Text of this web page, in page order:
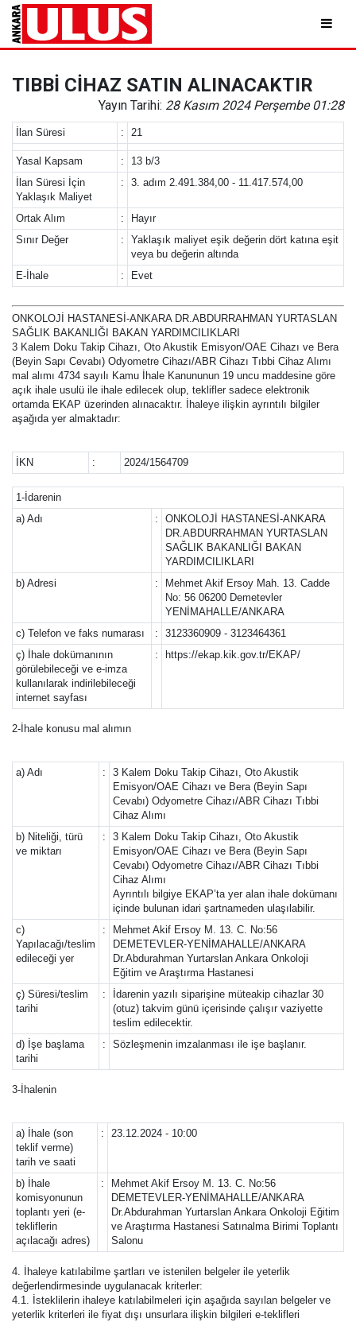
TIBBİ CİHAZ SATIN ALINACAKTIR
Yayın Tarihi: 28 Kasım 2024 Perşembe 01:28
İlan Süresi : 21
Yasal Kapsam :
13 b/3
İlan Süresi İçin
Yaklaşık Maliyet
: 3. adım 2.491.384,00 - 11.417.574,00
Ortak Alım :
Hayır
Sınır Değer
:
Yaklaşık maliyet eşik değerin dört katına eşit
veya bu değerin altında
E-İhale
: Evet
ONKOLOJİ HASTANESİ-ANKARA DR.ABDURRAHMAN YURTASLAN
SAĞLIK BAKANLIĞI BAKAN YARDIMCILIKLARI
3 Kalem Doku Takip Cihazı, Oto Akustik Emisyon/OAE Cihazı ve Bera
(Beyin Sapı Cevabı) Odyometre Cihazı/ABR Cihazı Tıbbi Cihaz Alımı
mal alımı 4734 sayılı Kamu İhale Kanununun 19 uncu maddesine göre
açık ihale usulü ile ihale edilecek olup, teklifler sadece elektronik
ortamda EKAP üzerinden alınacaktır. İhaleye ilişkin ayrıntılı bilgiler
aşağıda yer almaktadır:
İKN : 2024/1564709
1-İdarenin
a) Adı
:
ONKOLOJİ HASTANESİ-ANKARA
DR.ABDURRAHMAN YURTASLAN
SAĞLIK BAKANLIĞI BAKAN
YARDIMCILIKLARI
b) Adresi
:
Mehmet Akif Ersoy Mah. 13. Cadde
No: 56 06200 Demetevler
YENİMAHALLE/ANKARA
c) Telefon ve faks numarası
:
3123360909 - 3123464361
ç) İhale dokümanının
görülebileceği ve e-imza
kullanılarak indirilebileceği
internet sayfası
: https://ekap.kik.gov.tr/EKAP/
2-İhale konusu mal alımın
a) Adı :
3 Kalem Doku Takip Cihazı, Oto Akustik
Emisyon/OAE Cihazı ve Bera (Beyin Sapı
Cevabı) Odyometre Cihazı/ABR Cihazı Tıbbi
Cihaz Alımı
b) Niteliği, türü
ve miktarı
:
3 Kalem Doku Takip Cihazı, Oto Akustik
Emisyon/OAE Cihazı ve Bera (Beyin Sapı
Cevabı) Odyometre Cihazı/ABR Cihazı Tıbbi
Cihaz Alımı
Ayrıntılı bilgiye EKAP’ta yer alan ihale dokümanı
içinde bulunan idari şartnameden ulaşılabilir.
c)
Yapılacağı/teslim
edileceği yer
:
Mehmet Akif Ersoy M. 13. C. No:56
DEMETEVLER-YENİMAHALLE/ANKARA
Dr.Abdurahman Yurtarslan Ankara Onkoloji
Eğitim ve Araştırma Hastanesi
ç) Süresi/teslim
tarihi
:
İdarenin yazılı siparişine müteakip cihazlar 30
(otuz) takvim günü içerisinde çalışır vaziyette
teslim edilecektir.
d) İşe başlama
tarihi
: Sözleşmenin imzalanması ile işe başlanır.
3-İhalenin
a) İhale (son
teklif verme)
tarih ve saati
: 23.12.2024 - 10:00
b) İhale
komisyonunun
toplantı yeri (e-
tekliflerin
açılacağı adres)
:
Mehmet Akif Ersoy M. 13. C. No:56
DEMETEVLER-YENİMAHALLE/ANKARA
Dr.Abdurahman Yurtarslan Ankara Onkoloji Eğitim
ve Araştırma Hastanesi Satınalma Birimi Toplantı
Salonu
4. İhaleye katılabilme şartları ve istenilen belgeler ile yeterlik
değerlendirmesinde uygulanacak kriterler:
4.1. İsteklilerin ihaleye katılabilmeleri için aşağıda sayılan belgeler ve
yeterlik kriterleri ile fiyat dışı unsurlara ilişkin bilgileri e-teklifleri